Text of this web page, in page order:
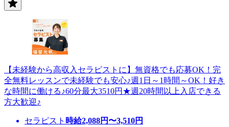
【未経験から高収入セラピストに】無資格でも応募OK！完
全無料レッスンで未経験でも安心♪週1日～1時間～OK！好き
な時間に働ける♪60分最大3510円★週20時間以上入店できる
方大歓迎♪
セラピスト 時給2,088円〜3,510円